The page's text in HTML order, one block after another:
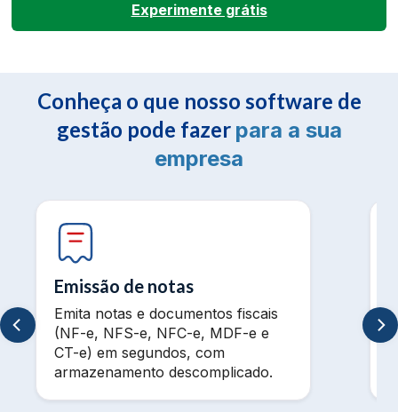
Experimente grátis
Conheça o que nosso software de
gestão pode fazer para a sua
empresa
Emissão de notas
Emita notas e documentos fiscais
(NF-e, NFS-e, NFC-e, MDF-e e
CT-e) em segundos, com
armazenamento descomplicado.